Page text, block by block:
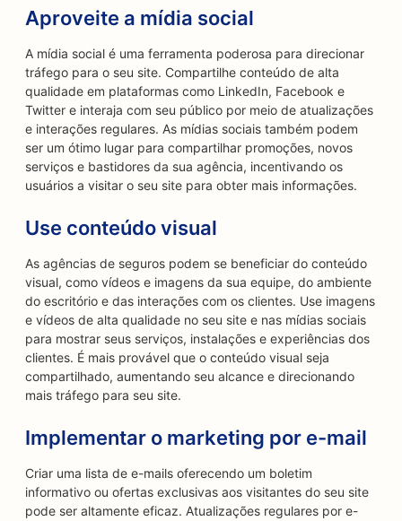
Aproveite a mídia social
A mídia social é uma ferramenta poderosa para direcionar
tráfego para o seu site. Compartilhe conteúdo de alta
qualidade em plataformas como LinkedIn, Facebook e
Twitter e interaja com seu público por meio de atualizações
e interações regulares. As mídias sociais também podem
ser um ótimo lugar para compartilhar promoções, novos
serviços e bastidores da sua agência, incentivando os
usuários a visitar o seu site para obter mais informações.
Use conteúdo visual
As agências de seguros podem se beneficiar do conteúdo
visual, como vídeos e imagens da sua equipe, do ambiente
do escritório e das interações com os clientes. Use imagens
e vídeos de alta qualidade no seu site e nas mídias sociais
para mostrar seus serviços, instalações e experiências dos
clientes. É mais provável que o conteúdo visual seja
compartilhado, aumentando seu alcance e direcionando
mais tráfego para seu site.
Implementar o marketing por e-mail
Criar uma lista de e-mails oferecendo um boletim
informativo ou ofertas exclusivas aos visitantes do seu site
pode ser altamente eficaz. Atualizações regulares por e-